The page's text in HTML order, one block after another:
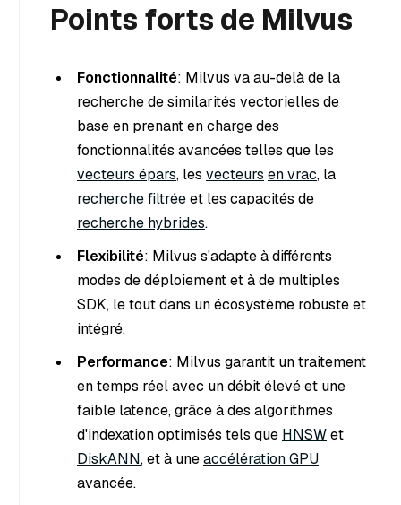
Points forts de Milvus
Fonctionnalité: Milvus va au-delà de la
recherche de similarités vectorielles de
base en prenant en charge des
fonctionnalités avancées telles que les
vecteurs épars, les vecteurs en vrac, la
recherche filtréeet les capacités de
recherche hybrides.
Flexibilité: Milvus s'adapte à différents
modes de déploiement et à de multiples
SDK, le tout dans un écosystème robuste et
intégré.
Performance: Milvus garantit un traitement
en temps réel avec un débit élevé et une
faible latence, grâce à des algorithmes
d'indexation optimisés tels que HNSWet
DiskANN, et à uneaccélération GPU
avancée.